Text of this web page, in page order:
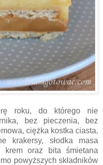
roku, do którego nie
bez pieczenia, bez
ciężka kostka ciasta,
krakersy, słodka masa
krem oraz bita śmietana
powyższych składników